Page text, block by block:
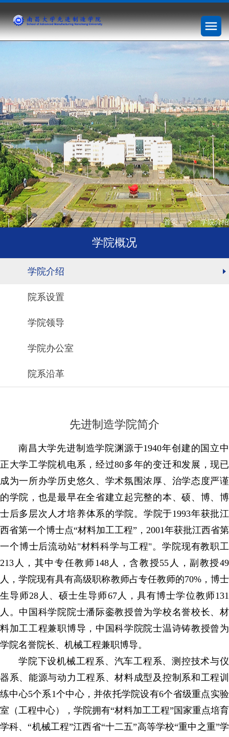
首页 学院介绍
学院概况
学院介绍
院系设置
学院领导
学院办公室
院系沿革
先进制造学院简介
南昌大学先进制造学院渊源于1940年创建的国立中
正大学工学院机电系，经过80多年的变迁和发展，现已
成为一所办学历史悠久、学术氛围浓厚、治学态度严谨
的学院，也是最早在全省建立起完整的本、硕、博、博
士后多层次人才培养体系的学院。学院于1993年获批江
西省第一个博士点“材料加工工程”，2001年获批江西省第
一个博士后流动站"材料科学与工程"。学院现有教职工
213人，其中专任教师148人，含教授55人，副教授49
人，学院现有具有高级职称教师占专任教师的70%，博士
生导师28人、硕士生导师67人，具有博士学位教师131
人。中国科学院院士潘际銮教授曾为学校名誉校长、材
料加工工程兼职博导，中国科学院院士温诗铸教授曾为
学院名誉院长、机械工程兼职博导。
学院下设机械工程系、汽车工程系、测控技术与仪
器系、能源与动力工程系、材料成型及控制系和工程训
练中心5个系1个中心，并依托学院设有6个省级重点实验
室（工程中心），学院拥有“材料加工工程”国家重点培育
学科、“机械工程”江西省“十二五”高等学校“重中之重”学